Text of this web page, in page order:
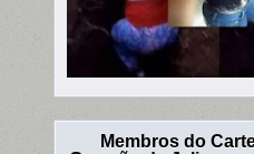
Membros do